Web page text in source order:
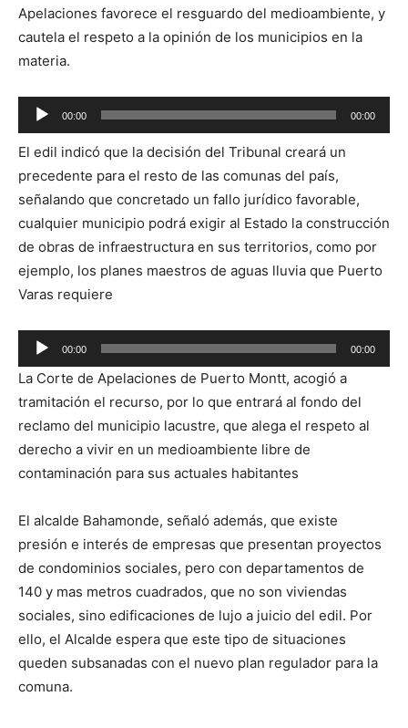
Apelaciones favorece el resguardo del medioambiente, y
cautela el respeto a la opinión de los municipios en la
materia.
Reproductor
de
audio
00:00 00:00
El edil indicó que la decisión del Tribunal creará un
precedente para el resto de las comunas del país,
señalando que concretado un fallo jurídico favorable,
cualquier municipio podrá exigir al Estado la construcción
de obras de infraestructura en sus territorios, como por
ejemplo, los planes maestros de aguas lluvia que Puerto
Varas requiere
Reproductor
de
audio
00:00 00:00
La Corte de Apelaciones de Puerto Montt, acogió a
tramitación el recurso, por lo que entrará al fondo del
reclamo del municipio lacustre, que alega el respeto al
derecho a vivir en un medioambiente libre de
contaminación para sus actuales habitantes
El alcalde Bahamonde, señaló además, que existe
presión e interés de empresas que presentan proyectos
de condominios sociales, pero con departamentos de
140 y mas metros cuadrados, que no son viviendas
sociales, sino edificaciones de lujo a juicio del edil. Por
ello, el Alcalde espera que este tipo de situaciones
queden subsanadas con el nuevo plan regulador para la
comuna.